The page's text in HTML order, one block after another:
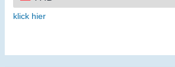
klick hier